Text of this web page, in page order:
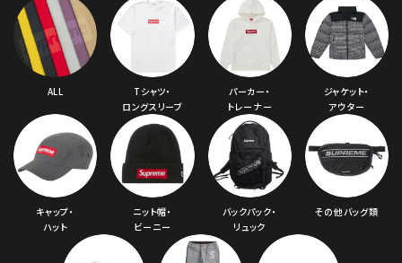
ALL
Tシャツ・
ロングスリーブ
パーカー・
トレーナー
ジャケット・
アウター
キャップ・
ハット
ニット帽・
ビーニー
バックパック・
リュック
その他バッグ類